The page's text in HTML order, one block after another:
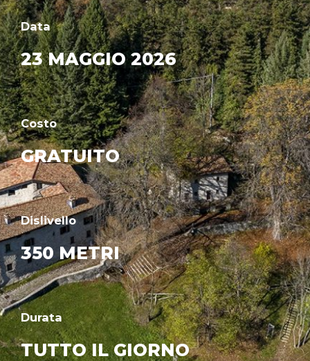
Data
23 MAGGIO 2026
Costo
GRATUITO
Dislivello
350 METRI
Durata
TUTTO IL GIORNO